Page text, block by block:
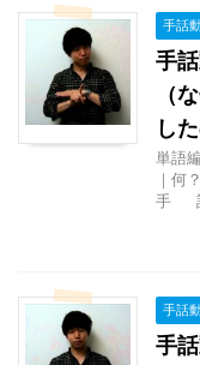
手話
手
（
し
単語
｜何
手 話
手話
手